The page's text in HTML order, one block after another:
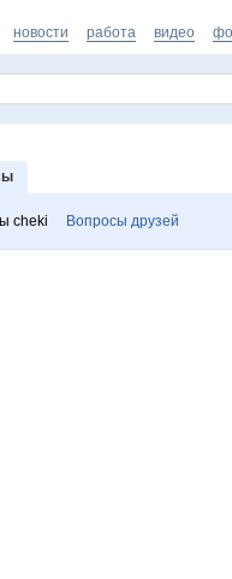
новости работа видео
cheki Вопросы друзей